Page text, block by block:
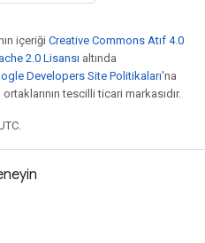
içeriği Creative Commons Atıf 4.0
2.0 Lisansı altında
Developers Site Politikaları'na
tescilli ticari markasıdır.